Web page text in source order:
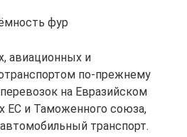
фур
авиационных и
по-прежнему
на Евразийском
ЕС и Таможенного союза,
транспорт.